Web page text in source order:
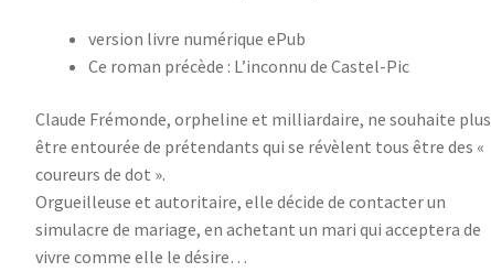
version livre numérique ePub
Ce roman précède : L’inconnu de Castel-Pic
Claude Frémonde, orpheline et milliardaire, ne souhaite plus
être entourée de prétendants qui se révèlent tous être des «
coureurs de dot ».
Orgueilleuse et autoritaire, elle décide de contacter un
simulacre de mariage, en achetant un mari qui acceptera de
vivre comme elle le désire…